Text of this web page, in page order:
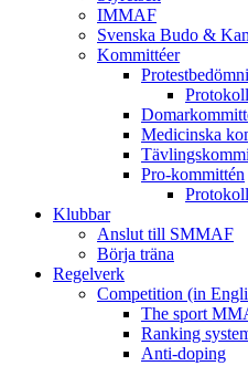
IMMAF
Svenska Budo &
Kommittéer
Protokoll
Medicinska
Pro-kommittén
Protokoll
Klubbar
Anslut till SMMAF
Börja träna
Regelverk
Competition (in
The sport
Ranking
Anti-doping